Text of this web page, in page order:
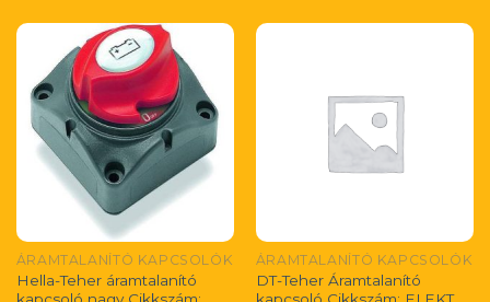
ÁRAMTALANÍTÓ KAPCSOLÓK
Hella-Teher áramtalanító
ÁRAMTALANÍTÓ KAPCSOLÓK
DT-Teher Áramtalanító